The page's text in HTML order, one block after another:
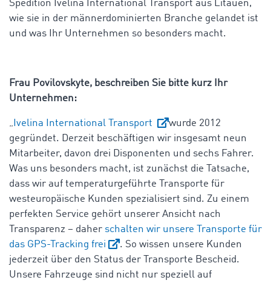
Spedition Ivelina International Transport aus Litauen,
wie sie in der männerdominierten Branche gelandet ist
und was Ihr Unternehmen so besonders macht.
Frau Povilovskyte, beschreiben Sie bitte kurz Ihr
Unternehmen:
„ Ivelina International Transport
wurde 2012
gegründet. Derzeit beschäftigen wir insgesamt neun
Mitarbeiter, davon drei Disponenten und sechs Fahrer.
Was uns besonders macht, ist zunächst die Tatsache,
dass wir auf temperaturgeführte Transporte für
westeuropäische Kunden spezialisiert sind. Zu einem
perfekten Service gehört unserer Ansicht nach
Transparenz – daher schalten wir unsere Transporte für
das GPS-Tracking frei
. So wissen unsere Kunden
jederzeit über den Status der Transporte Bescheid.
Unsere Fahrzeuge sind nicht nur speziell auf